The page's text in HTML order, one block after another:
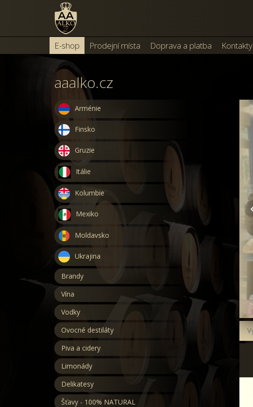
E-shop
Prodejní místa Doprava a platba Kontakty
aaalko.cz
Arménie
Finsko
Gruzie
Itálie
Kolumbie
Mexiko
Moldavsko
Ukrajina
Brandy
Vína
Vodky
Ovocné destiláty
Piva a cidery
Limonády
Delikatesy
Šťavy - 100% NATURAL